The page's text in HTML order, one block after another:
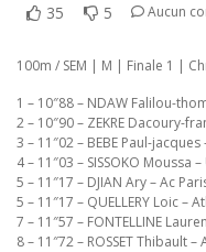
35 5 Aucun
100m / SEM | M | Finale 1 |
1 – 10″88 – NDAW Falilou-
2 – 10″90 – ZEKRE Dacoury-
3 – 11″02 – BEBE Paul-
4 – 11″03 – SISSOKO Moussa
5 – 11″17 – DJIAN Ary – Ac
5 – 11″17 – QUELLERY Loic –
7 – 11″57 – FONTELLINE
8 – 11″72 – ROSSET Thibault –